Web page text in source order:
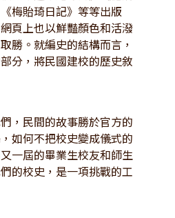
梅貽琦日記》等等出版
頁上也以鮮豔顏色和活潑
勝。就編史的結構而言，
分，將民國建校的歷史敘
，民間的故事勝於官方的
如何不把校史變成儀式的
一屆的畢業生校友和師生
的校史，是一項挑戰的工